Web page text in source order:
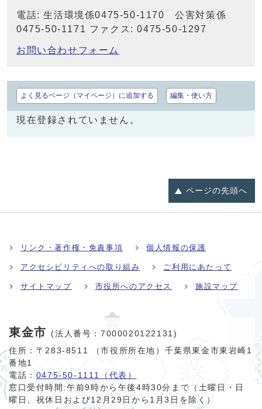
電話: 生活環境係0475-50-1170 公害対策係
0475-50-1171 ファクス: 0475-50-1297
お問い合わせフォーム
よく見るページ（マイページ）に追加する 編集・使い方
現在登録されていません。
ページの先頭へ
リンク・著作権・免責事項 個人情報の保護
アクセシビリティへの取り組み ご利用にあたって
サイトマップ 市役所へのアクセス 施設マップ
東金市
(法人番号：7000020122131)
住所：〒283-8511 （市役所所在地）千葉県東金市東岩崎1
番地1
電話： 0475-50-1111（代表）
窓口受付時間:午前9時から午後4時30分まで（土曜日・日
曜日、祝休日および12月29日から1月3日を除く）